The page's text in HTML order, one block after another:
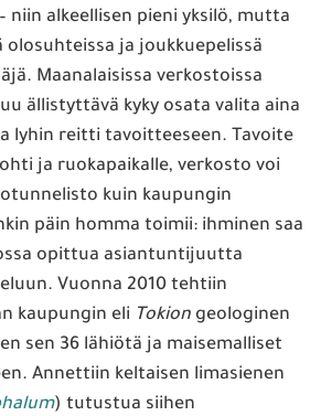
niin alkeellisen pieni yksilö, mutta
ja joukkuepelissä
Maanalaisissa verkostoissa
ällistyttävä kyky osata valita aina
lyhin reitti tavoitteeseen. Tavoite
ja ruokapaikalle, verkosto voi
kuin kaupungin
päin homma toimii: ihminen saa
opittua asiantuntijuutta
Vuonna 2010 tehtiin
kaupungin eli Tokion geologinen
sen 36 lähiötä ja maisemalliset
Annettiin keltaisen limasienen
) tutustua siihen